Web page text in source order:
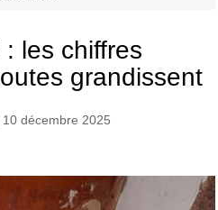
les chiffres
grandissent
10 décembre 2025